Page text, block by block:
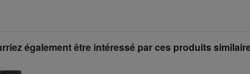
également être intéressé par ces produits